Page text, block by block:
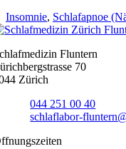
Insomnie, Schlafapnoe
Fluntern
70
Zürich
044 251 00 40
Mail:schlaflabor-